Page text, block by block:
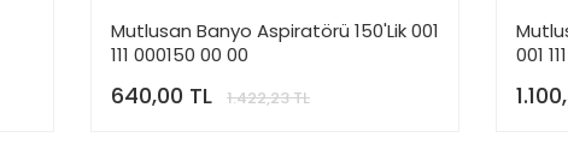
Mutlusan Banyo Aspiratörü 150'Lik 001
111 000150 00 00
640,00 TL 1.422,23 TL
001